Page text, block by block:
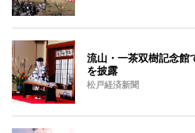
流山・一茶双樹記念館
を披露
松戸経済新聞